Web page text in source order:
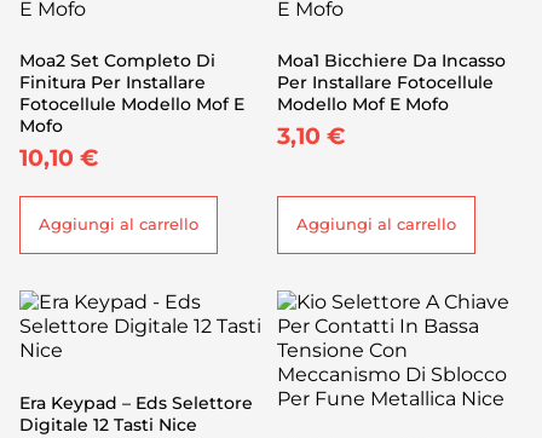
Moa2 Set Completo Di
Finitura Per Installare
Fotocellule Modello Mof E
Mofo
10,10 €
Aggiungi al carrello
Moa1 Bicchiere Da Incasso
Per Installare Fotocellule
Modello Mof E Mofo
3,10 €
Aggiungi al carrello
Era Keypad – Eds Selettore
Digitale 12 Tasti Nice